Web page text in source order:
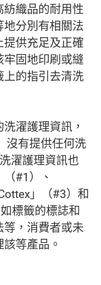
織品的耐用性
分別有相關法
供充足及正確
固地印刷或縫
的指引去清洗
濯護理資訊，
沒有提供任何洗
濯護理資訊也
#1）、
」（#3）和
標籤的標誌和
，消費者或未
等產品。